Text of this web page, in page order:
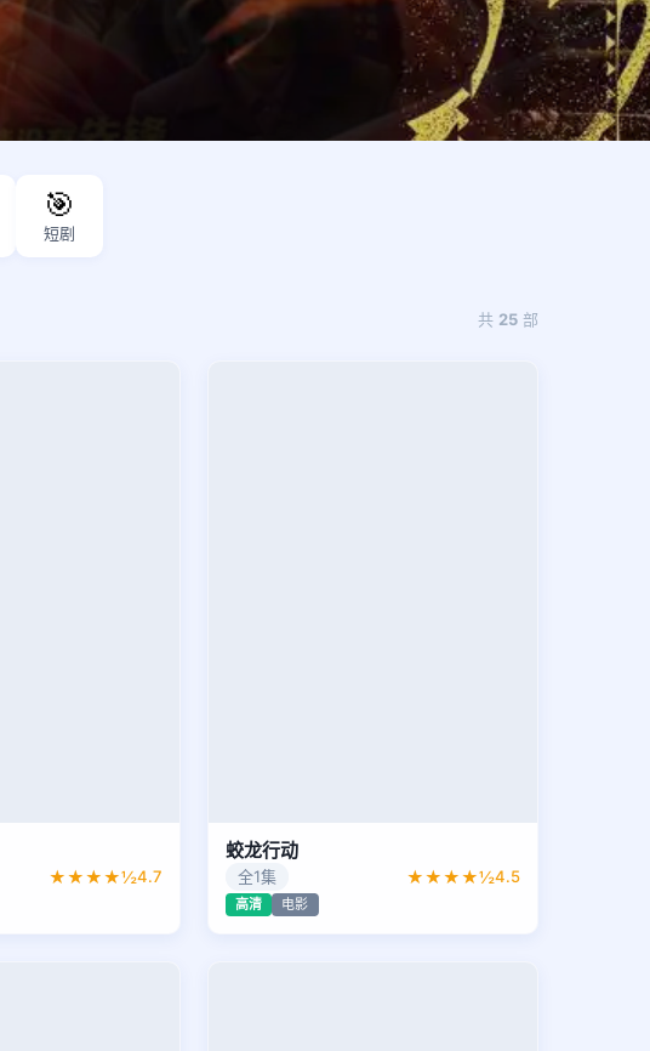
🎯
短剧
共 25 部
★★★★½4.7
蛟龙行动
全1集 ★★★★½4.5
高清 电影